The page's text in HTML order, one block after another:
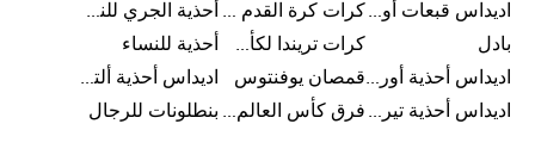
اديداس قبعات أورجينال للرجال
كرات كرة القدم للرجال
أحذية الجري للنساء
بادل
كرات تريندا لكأس العالم FIFA 26™
أحذية للنساء
اديداس أحذية أورجينال للرجالقمصان يوفنتوس
اديداس أحذية ألترا بوست للرجال
اديداس أحذية تيريكس
فرق كأس العالم FIFA 26™ بنطلونات للرجال